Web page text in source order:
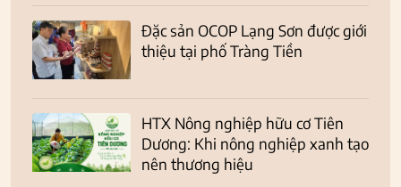
Đặc sản OCOP Lạng Sơn được giới
thiệu tại phố Tràng Tiền
HTX Nông nghiệp hữu cơ Tiên
Dương: Khi nông nghiệp xanh tạo
nên thương hiệu